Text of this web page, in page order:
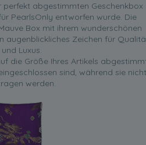
perfekt abgestimmten Geschenkbox
PearlsOnly entworfen wurde. Die
Box mit ihrem wunderschönen
augenblickliches Zeichen für
und Luxus.
die Größe Ihres Artikels
sind, während sie nicht
werden.